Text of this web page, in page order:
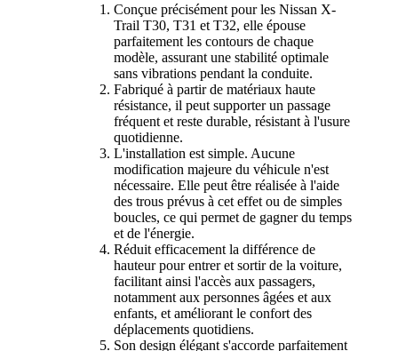
Conçue précisément pour les Nissan X-
Trail T30, T31 et T32, elle épouse
parfaitement les contours de chaque
modèle, assurant une stabilité optimale
sans vibrations pendant la conduite.
Fabriqué à partir de matériaux haute
résistance, il peut supporter un passage
fréquent et reste durable, résistant à l'usure
quotidienne.
L'installation est simple. Aucune
modification majeure du véhicule n'est
nécessaire. Elle peut être réalisée à l'aide
des trous prévus à cet effet ou de simples
boucles, ce qui permet de gagner du temps
et de l'énergie.
Réduit efficacement la différence de
hauteur pour entrer et sortir de la voiture,
facilitant ainsi l'accès aux passagers,
notamment aux personnes âgées et aux
enfants, et améliorant le confort des
déplacements quotidiens.
Son design élégant s'accorde parfaitement